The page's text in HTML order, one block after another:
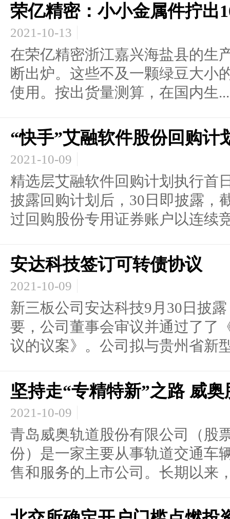
荣亿精密：小小金属件拧出
2021-10-13
在荣亿精密浙江嘉兴海盐县的生
断出炉。这些不及一颗绿豆大小
使用。按出货量测算，在国内生...
“快手”艾融软件股份回购计
2021-10-09
精选层艾融软件回购计划执行首
披露回购计划后，30日即披露，
过回购股份专用证券账户以连续
安达科技签订可转债协议
2021-10-09
新三板公司安达科技9月30日披
要，公司董事会审议并通过了了
议的议案》。公司拟与贵州省新
坚持走“专精特新”之路 威
2021-10-09
青岛威奥轨道股份有限公司（股
份）是一家主要从事轨道交通车
售和服务的上市公司。长期以来